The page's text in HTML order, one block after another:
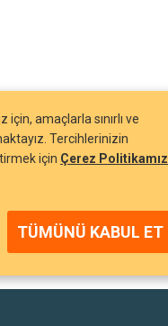
amaçlarla sınırlı ve
Tercihlerinizin
için Çerez
TÜMÜNÜ KABUL ET